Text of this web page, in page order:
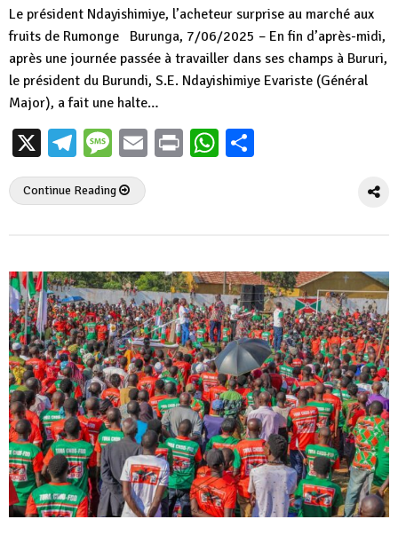
Le président Ndayishimiye, l’acheteur surprise au marché aux
fruits de Rumonge Burunga, 7/06/2025 – En fin d’après-midi,
après une journée passée à travailler dans ses champs à Bururi,
le président du Burundi, S.E. Ndayishimiye Evariste (Général
Major), a fait une halte…
X Telegram
Message
EmailPrintWhatsApp
Continue Reading